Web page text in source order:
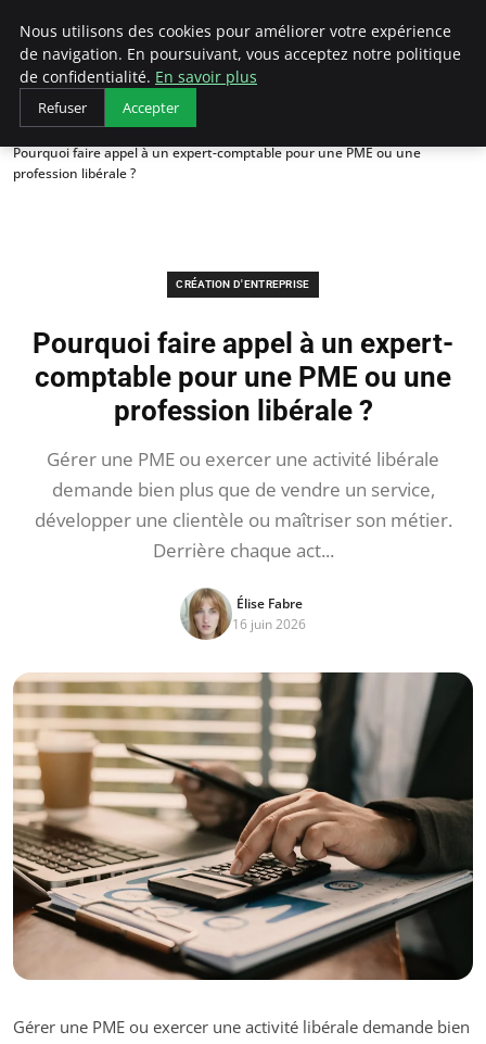
LECFCM
Accueil
Création d'entreprise
Pourquoi faire appel à un expert-comptable pour une PME ou une
profession libérale ?
CRÉATION D'ENTREPRISE
Pourquoi faire appel à un expert-
comptable pour une PME ou une
profession libérale ?
Gérer une PME ou exercer une activité libérale
demande bien plus que de vendre un service,
développer une clientèle ou maîtriser son métier.
Derrière chaque act...
Élise Fabre
16 juin 2026
Gérer une PME ou exercer une activité libérale demande bien
Nous utilisons des cookies pour améliorer votre expérience
de navigation. En poursuivant, vous acceptez notre politique
de confidentialité. En savoir plus
Refuser Accepter